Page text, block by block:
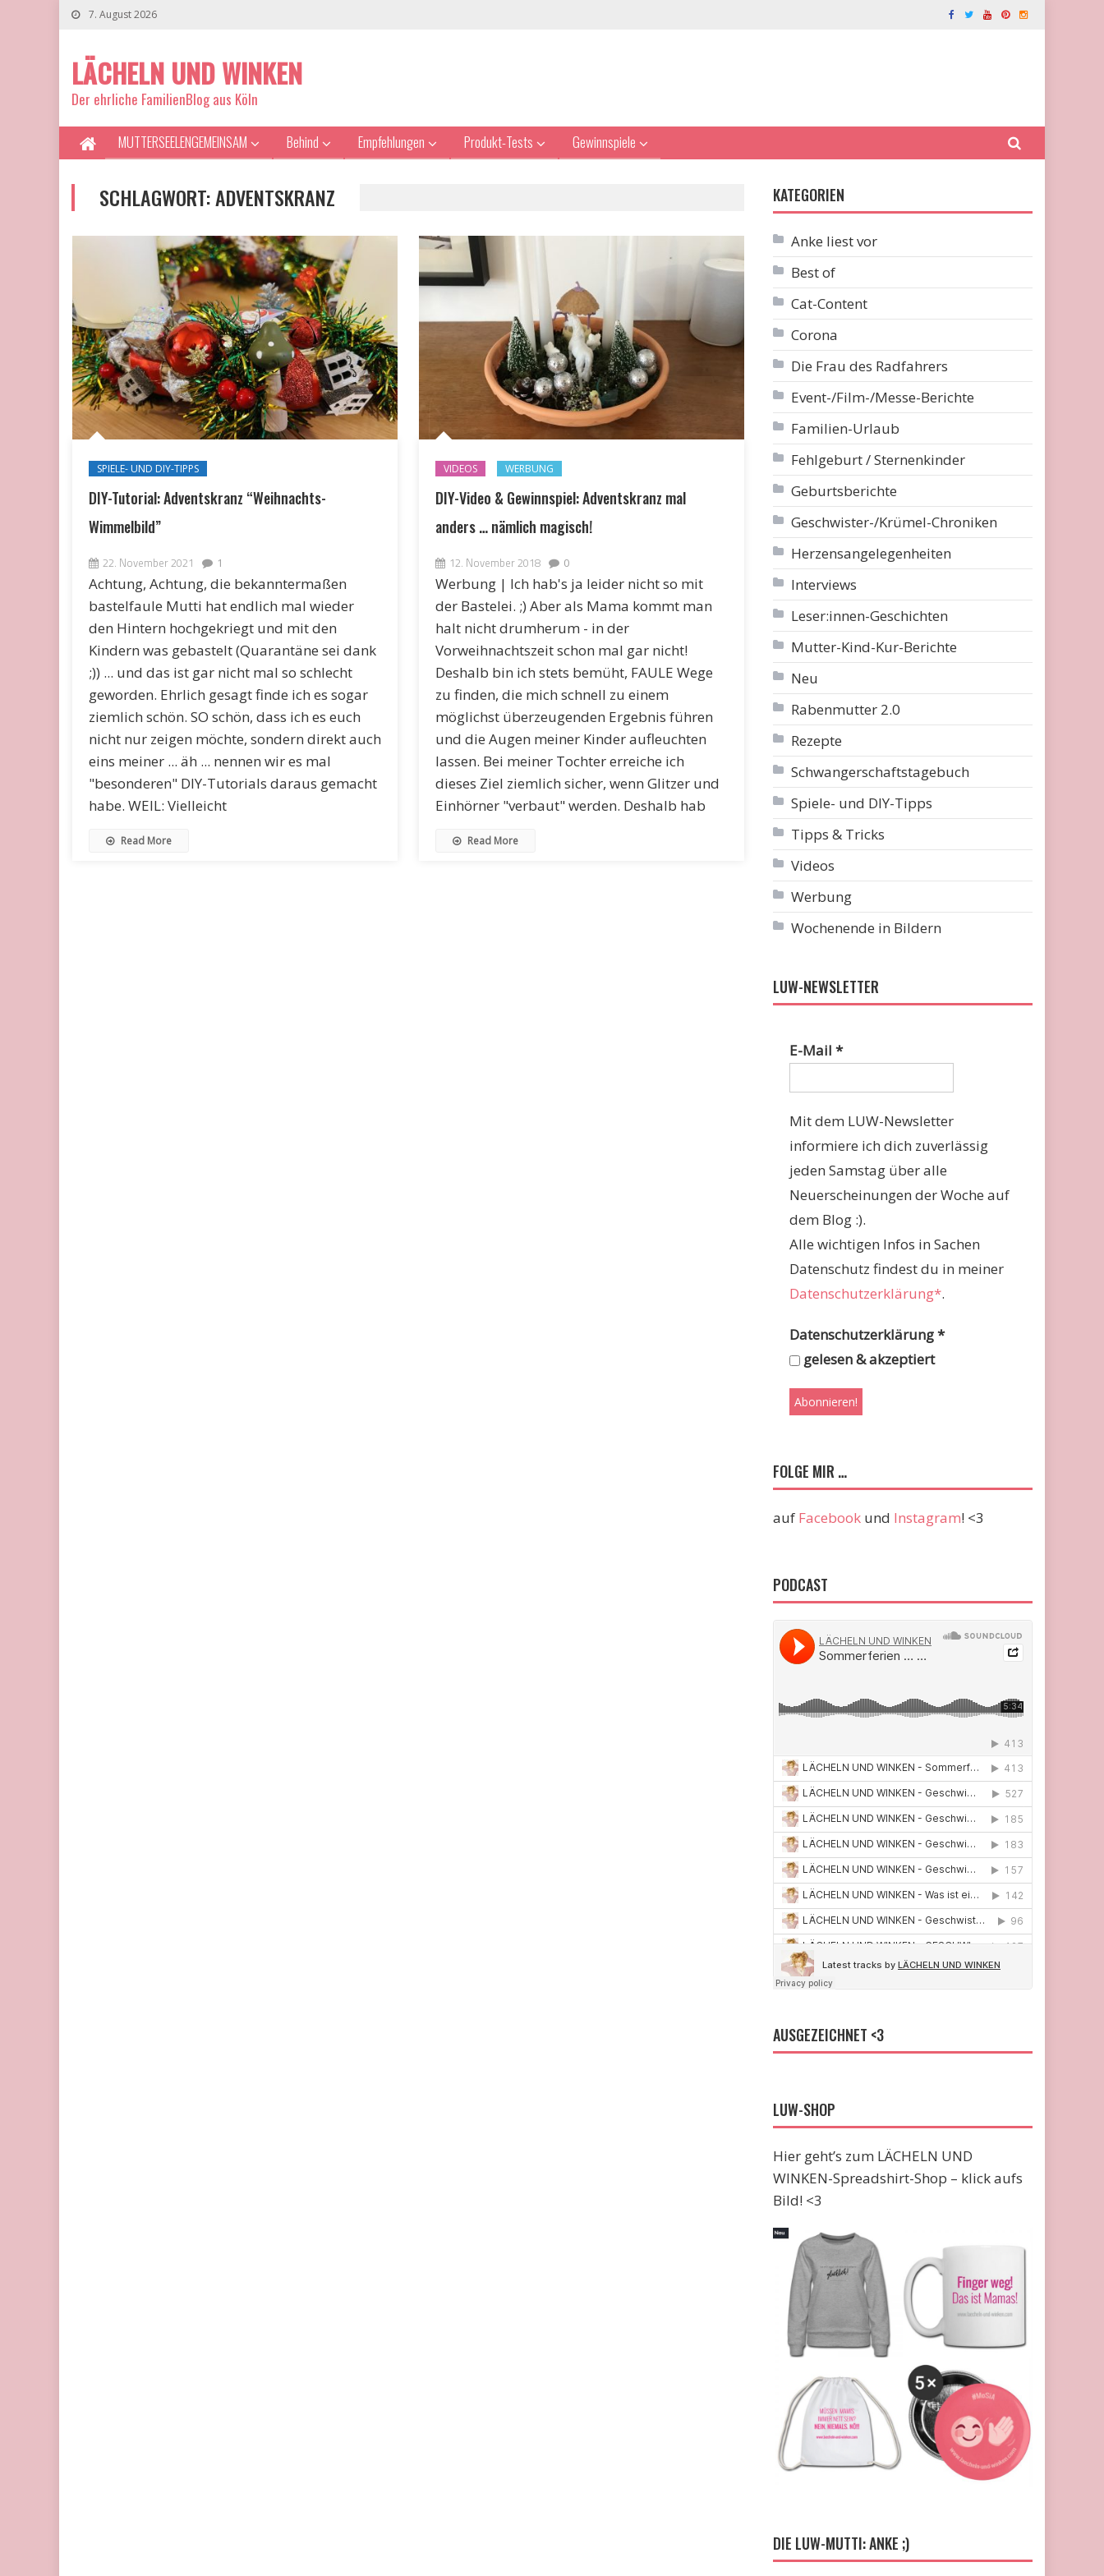
7. August 2026
LÄCHELN UND WINKEN
Der ehrliche FamilienBlog aus Köln
MUTTERSEELENGEMEINSAM Behind Empfehlungen Produkt-Tests Gewinnspiele
SCHLAGWORT:ADVENTSKRANZ
SPIELE- UND DIY-TIPPS
DIY-Tutorial: Adventskranz “Weihnachts-
Wimmelbild”
22. November 2021 1
Achtung, Achtung, die bekanntermaßen
bastelfaule Mutti hat endlich mal wieder
den Hintern hochgekriegt und mit den
Kindern was gebastelt (Quarantäne sei dank
;)) ... und das ist gar nicht mal so schlecht
geworden. Ehrlich gesagt finde ich es sogar
ziemlich schön. SO schön, dass ich es euch
nicht nur zeigen möchte, sondern direkt auch
eins meiner ... äh ... nennen wir es mal
"besonderen" DIY-Tutorials daraus gemacht
habe. WEIL: Vielleicht
Read More
VIDEOS WERBUNG
DIY-Video & Gewinnspiel: Adventskranz mal
anders … nämlich magisch!
12. November 2018 0
Werbung | Ich hab's ja leider nicht so mit
der Bastelei. ;) Aber als Mama kommt man
halt nicht drumherum - in der
Vorweihnachtszeit schon mal gar nicht!
Deshalb bin ich stets bemüht, FAULE Wege
zu finden, die mich schnell zu einem
möglichst überzeugenden Ergebnis führen
und die Augen meiner Kinder aufleuchten
lassen. Bei meiner Tochter erreiche ich
dieses Ziel ziemlich sicher, wenn Glitzer und
Einhörner "verbaut" werden. Deshalb hab
Read More
KATEGORIEN
Anke liest vor
Best of
Cat-Content
Corona
Die Frau des Radfahrers
Event-/Film-/Messe-Berichte
Familien-Urlaub
Fehlgeburt / Sternenkinder
Geburtsberichte
Geschwister-/Krümel-Chroniken
Herzensangelegenheiten
Interviews
Leser:innen-Geschichten
Mutter-Kind-Kur-Berichte
Neu
Rabenmutter 2.0
Rezepte
Schwangerschaftstagebuch
Spiele- und DIY-Tipps
Tipps & Tricks
Videos
Werbung
Wochenende in Bildern
LUW-NEWSLETTER
E-Mail*
Mit dem LUW-Newsletter
informiere ich dich zuverlässig
jeden Samstag über alle
Neuerscheinungen der Woche auf
dem Blog :).
Alle wichtigen Infos in Sachen
Datenschutz findest du in meiner
Datenschutzerklärung*.
Datenschutzerklärung*
gelesen & akzeptiert
FOLGE MIR …
auf Facebook und Instagram! <3
PODCAST
AUSGEZEICHNET <3
LUW-SHOP
Hier geht’s zum LÄCHELN UND
WINKEN-Spreadshirt-Shop – klick aufs
Bild! <3
DIE LUW-MUTTI: ANKE ;)